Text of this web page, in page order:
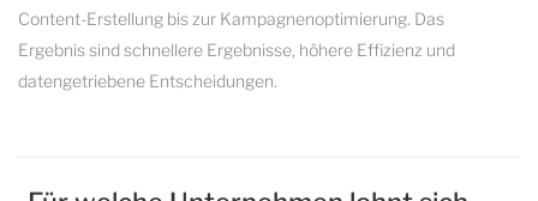
Content-Erstellung bis zur Kampagnenoptimierung. Das
Ergebnis sind schnellere Ergebnisse, höhere Effizienz und
datengetriebene Entscheidungen.